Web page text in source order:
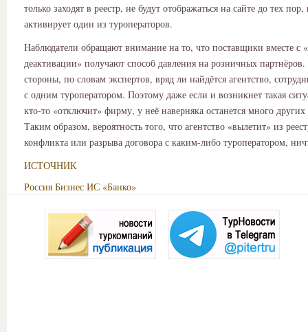
только заходят в реестр, не будут отображаться на сайте до тех
активирует один из туроператоров.
Наблюдатели обращают внимание на то, что поставщики вместе с
деактивации» получают способ давления на розничных
стороны, по словам экспертов, вряд ли найдётся агентство,
с одним туроператором. Поэтому даже если и возникнет такая
кто-то «отключит» фирму, у неё наверняка останется много
Таким образом, вероятность того, что агентство «вылетит» из
конфликта или разрыва договора с каким-либо туроператором,
ИСТОЧНИК
Россия Бизнес ИС «Банко»